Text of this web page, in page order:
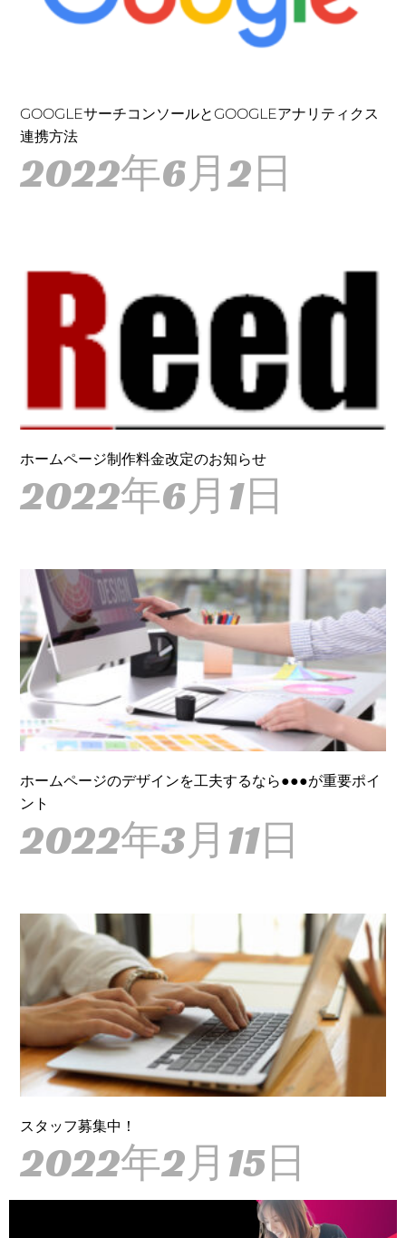
GOOGLEサーチコンソールとGOOGLEアナリティクス
連携方法
2022年6月2日
ホームページ制作料金改定のお知らせ
2022年6月1日
ホームページのデザインを工夫するなら●●●が重要ポイ
ント
2022年3月11日
スタッフ募集中！
2022年2月15日